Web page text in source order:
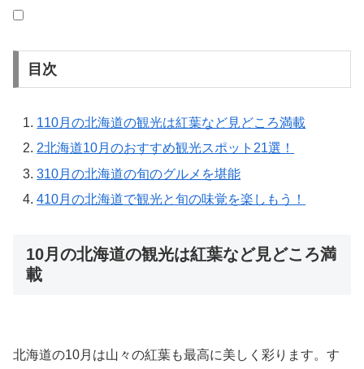
目次
110月の北海道の観光は紅葉など見どころ満載
2北海道10月のおすすめ観光スポット21選！
310月の北海道の旬のグルメを堪能
410月の北海道で観光と旬の味覚を楽しもう！
10月の北海道の観光は紅葉など見どころ満
載
北海道の10月は山々の紅葉も最高に美しく彩ります。す